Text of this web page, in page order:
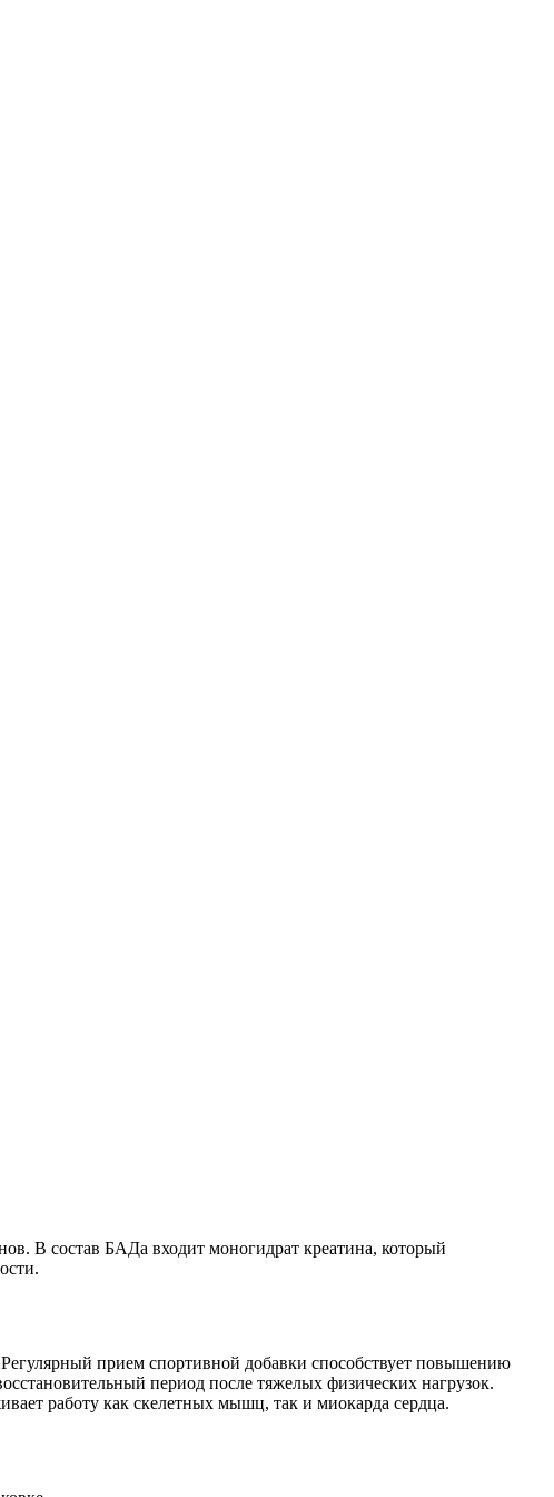
В состав БАДа входит моногидрат креатина, который
прием спортивной добавки способствует повышению
период после тяжелых физических нагрузок.
работу как скелетных мышц, так и миокарда сердца.